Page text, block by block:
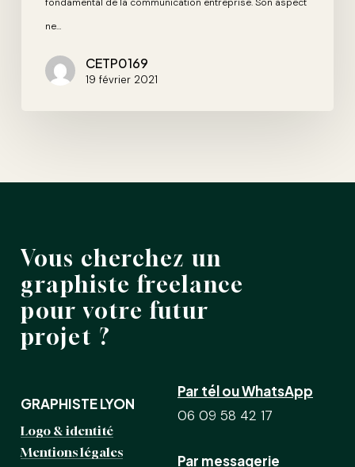
ne…
CETP0169
19 février 2021
Vous cherchez un
graphiste freelance
pour votre futur
projet ?
GRAPHISTE LYON
Logo & identité
Mentions légales
Par tél ou WhatsApp
06 09 58 42 17
Par messagerie